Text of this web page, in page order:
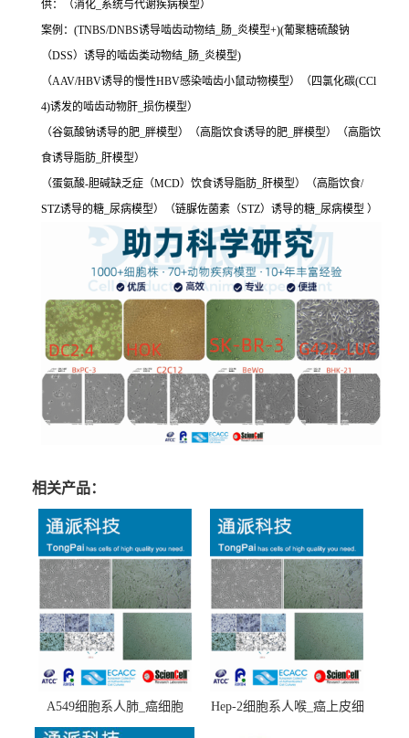
供：（消化_系统与代谢疾病模型）
案例：(TNBS/DNBS诱导啮齿动物结_肠_炎模型+)(葡聚糖硫酸钠
（DSS）诱导的啮齿类动物结_肠_炎模型)
（AAV/HBV诱导的慢性HBV感染啮齿小鼠动物模型）（四氯化碳(CCl
4)诱发的啮齿动物肝_损伤模型）
（谷氨酸钠诱导的肥_胖模型）（高脂饮食诱导的肥_胖模型）（高脂饮
食诱导脂肪_肝模型）
（蛋氨酸-胆碱缺乏症（MCD）饮食诱导脂肪_肝模型）（高脂饮食/
STZ诱导的糖_尿病模型）（链脲佐菌素（STZ）诱导的糖_尿病模型 ）
相关产品：
A549细胞系人肺_癌细胞
(A549细胞)
Hep-2细胞系人喉_癌上皮细